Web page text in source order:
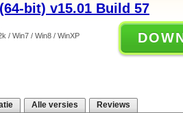
bit) v15.01 Build 57
/ Win7 / Win8 / WinXP
Alle versies Reviews